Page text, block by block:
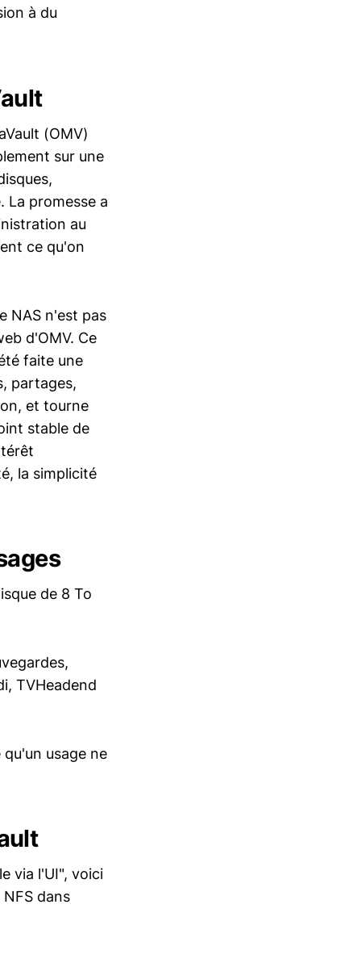
à du
(OMV)
sur une
La promesse a
au
ce qu'on
NAS n'est pas
d'OMV. Ce
faite une
partages,
et tourne
stable de
la simplicité
de 8 To
TVHeadend
usage ne
via l'UI", voici
dans